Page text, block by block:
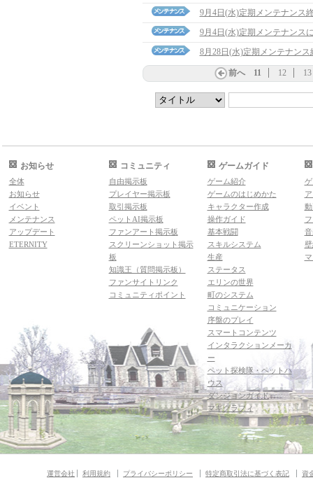
9月4日(水)定期メンテナンス
9月4日(水)定期メンテナンス
8月28日(水)定期メンテナン
前へ 11 12 13
お知らせ
全体
お知らせ
イベント
メンテナンス
アップデート
ETERNITY
コミュニティ
自由掲示板
プレイヤー掲示板
取引掲示板
ペットAI掲示板
ファンアート掲示板
スクリーンショット掲示
板
知識王（質問掲示板）
ファンサイトリンク
コミュニティポイント
ゲームガイド
ゲーム紹介
ゲームのはじめかた
キャラクター作成
操作ガイド
基本戦闘
スキルシステム
生産
ステータス
エリンの世界
町のシステム
コミュニケーション
序盤のプレイ
スマートコンテンツ
インタラクションメーカ
ー
ペット探検隊・ペットハ
ウス
ダンジョンガイド
マギグラフィ
運営会社 利用規約 プライバシーポリシー 特定商取引法に基づく表記 資